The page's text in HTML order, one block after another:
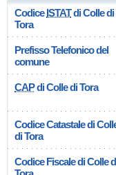
CodiceISTATdi Colle di
Tora
Prefisso Telefonico del
comune
CAPdi Colle di Tora
Codice Catastale di
di Tora
Codice Fiscale di Colle